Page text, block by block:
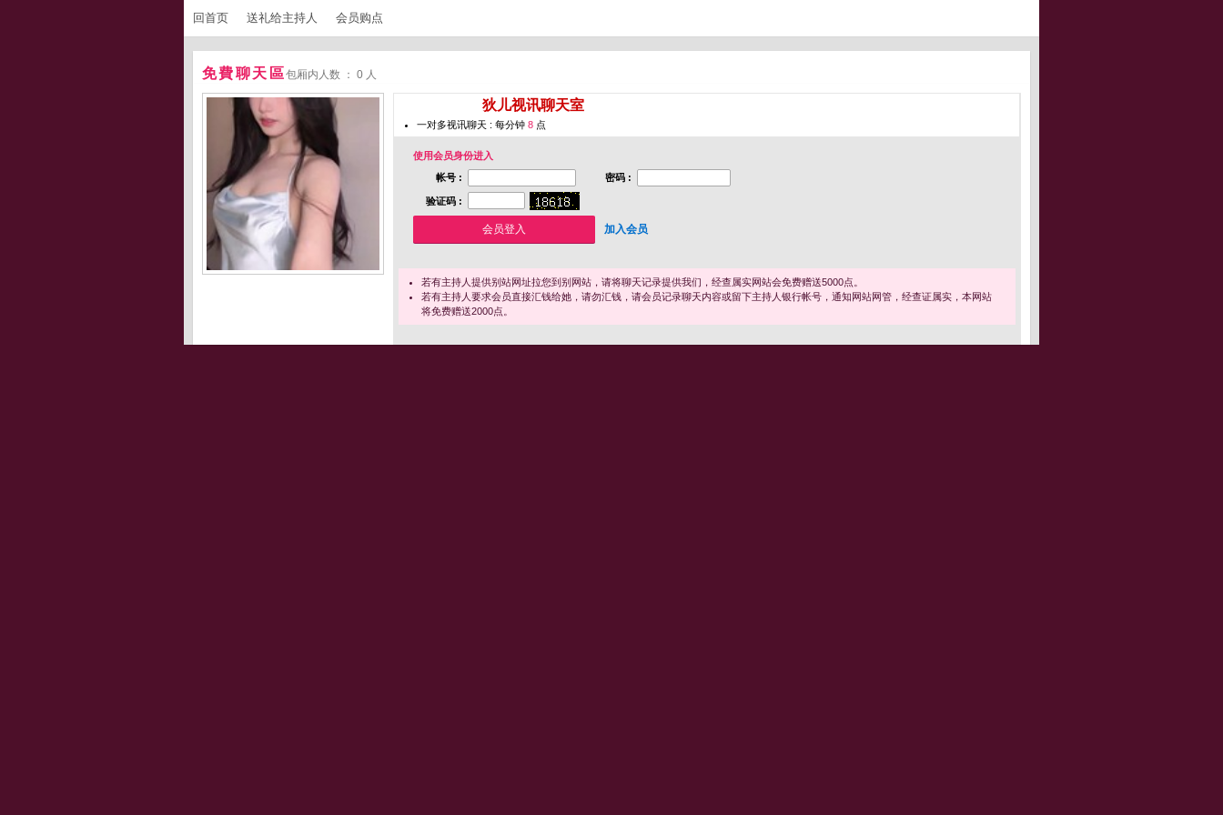
回首页 送礼给主持人 会员购点
免費聊天區包厢内人数 ： 0 人
狄儿视讯聊天室
一对多视讯聊天 : 每分钟 8 点
使用会员身份进入
帐号 :
密码 :
验证码 :
加入会员
若有主持人提供别站网址拉您到别网站，请将聊天记录提供我们，经查属实网站会免费赠送5000点。
若有主持人要求会员直接汇钱给她，请勿汇钱，请会员记录聊天内容或留下主持人银行帐号，通知网站网管，经查证属实，本网站
将免费赠送2000点。